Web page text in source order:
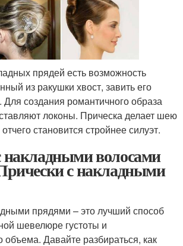
прядей есть возможность
из ракушки хвост, завить его
создания романтичного образа
локоны. Прическа делает шею
становится стройнее силуэт.
волосами
с накладными
прядями – это лучший способ
шевелюре густоты и
объема. Давайте разбираться, как